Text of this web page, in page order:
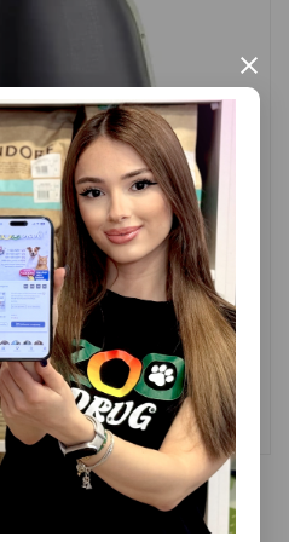
×
фурнитура, сетчатые
животных
Цена
Купить
169.99